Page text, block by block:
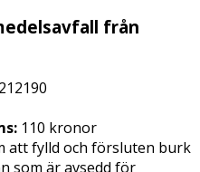
från
212190
110 kronor
att fylld och försluten burk
som är avsedd för